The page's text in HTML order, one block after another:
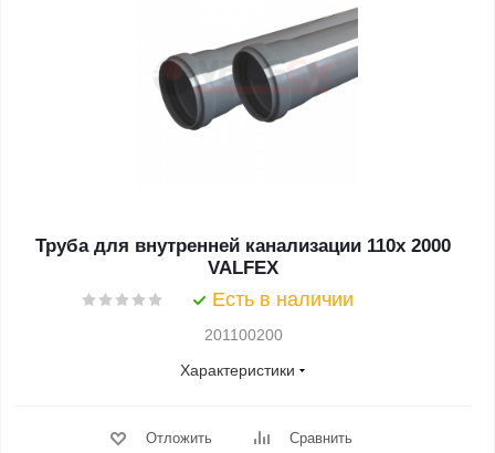
Труба для внутренней канализации 110x 2000
VALFEX
Есть в наличии
201100200
Характеристики
Отложить Сравнить